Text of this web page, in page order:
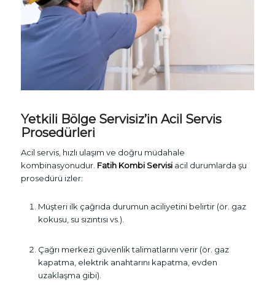
Yetkili Bölge Servisiz’in Acil Servis
Prosedürleri
Acil servis, hızlı ulaşım ve doğru müdahale
kombinasyonudur. Fatih Kombi Servisiacil durumlarda şu
prosedürü izler:
Müşteri ilk çağrıda durumun aciliyetini belirtir (ör. gaz
kokusu, su sızıntısı vs.).
Çağrı merkezi güvenlik talimatlarını verir (ör. gaz
kapatma, elektrik anahtarını kapatma, evden
uzaklaşma gibi).